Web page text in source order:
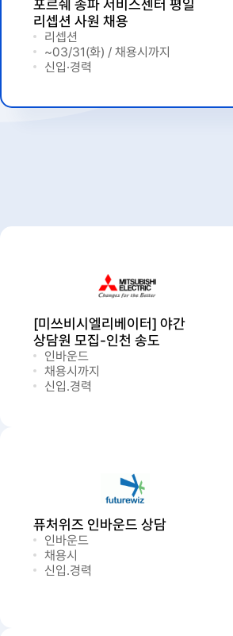
포르쉐 송파 서비스센터 평일
리셉션 사원 채용
리셉션
~03/31(화) / 채용시까지
신입·경력
[미쓰비시엘리베이터] 야간
상담원 모집-인천 송도
인바운드
채용시까지
신입.경력
퓨처위즈 인바운드 상담
인바운드
채용시
신입.경력